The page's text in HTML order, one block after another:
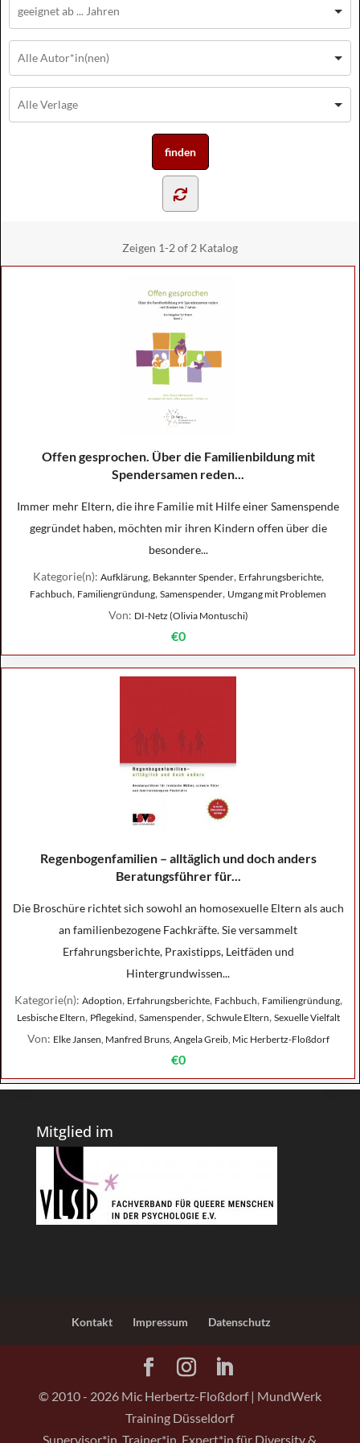
Zeigen 1-2 of 2 Katalog
Offen gesprochen. Über die Familienbildung mit
Spendersamen reden...
Immer mehr Eltern, die ihre Familie mit Hilfe einer Samenspende
gegründet haben, möchten mir ihren Kindern offen über die
besondere...
Kategorie(n): Aufklärung, Bekannter Spender, Erfahrungsberichte,
Fachbuch, Familiengründung, Samenspender, Umgang mit Problemen
Von: DI-Netz (Olivia Montuschi)
€0
Regenbogenfamilien – alltäglich und doch anders
Beratungsführer für...
Die Broschüre richtet sich sowohl an homosexuelle Eltern als auch
an familienbezogene Fachkräfte. Sie versammelt
Erfahrungsberichte, Praxistipps, Leitfäden und
Hintergrundwissen...
Kategorie(n): Adoption, Erfahrungsberichte, Fachbuch, Familiengründung,
Lesbische Eltern, Pflegekind, Samenspender, Schwule Eltern, Sexuelle Vielfalt
Von: Elke Jansen, Manfred Bruns, Angela Greib, Mic Herbertz-Floßdorf
€0
Mitglied im
Kontakt Impressum Datenschutz
© 2010 - 2026Mic Herbertz-Floßdorf | MundWerk
Training Düsseldorf
Supervisor*in, Trainer*in, Expert*in für Diversity &